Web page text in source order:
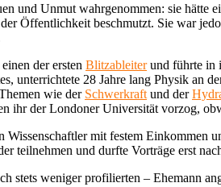
Unmut wahrgenommen: sie hätte
Öffentlichkeit beschmutzt. Sie war
der ersten Blitzableiterund führte in
unterrichtete 28 Jahre lang Physik an
wie der Schwerkraft und der
ihr der Londoner Universität vorzog,
mit festem Einkommen
teilnehmen und durfte Vorträge erst
stets weniger profilierten – Ehemann